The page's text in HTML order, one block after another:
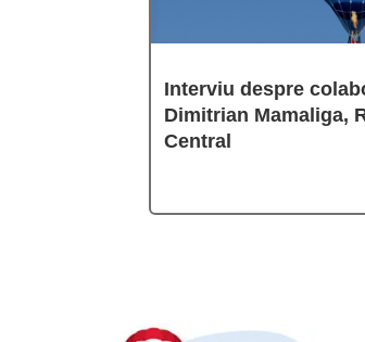
Interviu despre
Dimitrian Mamaliga,
Central